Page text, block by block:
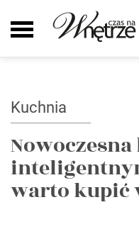
Kuchnia
warto kupić